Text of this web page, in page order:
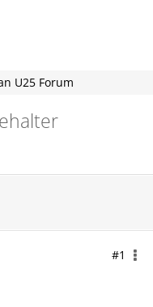
U25 Forum
#1